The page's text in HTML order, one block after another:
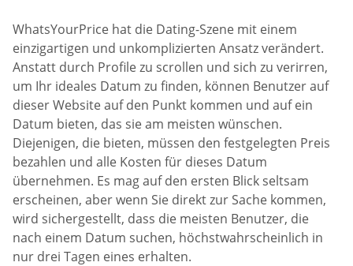
WhatsYourPrice hat die Dating-Szene mit einem
einzigartigen und unkomplizierten Ansatz verändert.
Anstatt durch Profile zu scrollen und sich zu verirren,
um Ihr ideales Datum zu finden, können Benutzer auf
dieser Website auf den Punkt kommen und auf ein
Datum bieten, das sie am meisten wünschen.
Diejenigen, die bieten, müssen den festgelegten Preis
bezahlen und alle Kosten für dieses Datum
übernehmen. Es mag auf den ersten Blick seltsam
erscheinen, aber wenn Sie direkt zur Sache kommen,
wird sichergestellt, dass die meisten Benutzer, die
nach einem Datum suchen, höchstwahrscheinlich in
nur drei Tagen eines erhalten.